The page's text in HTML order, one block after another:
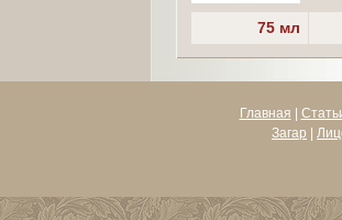
75 мл
Главная
Загар